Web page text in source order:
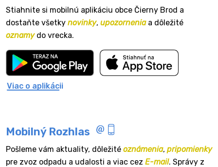
Stiahnite si mobilnú aplikáciu obce Čierny Brod a
dostaňte všetky novinky, upozorneniaa dôležité
oznamydo vrecka.
Viac o aplikácii
Mobilný Rozhlas
Pošleme vám aktuality, dôležité oznámenia, pripomienky
pre zvoz odpadu a udalosti a viac cez E-mail. Správy z